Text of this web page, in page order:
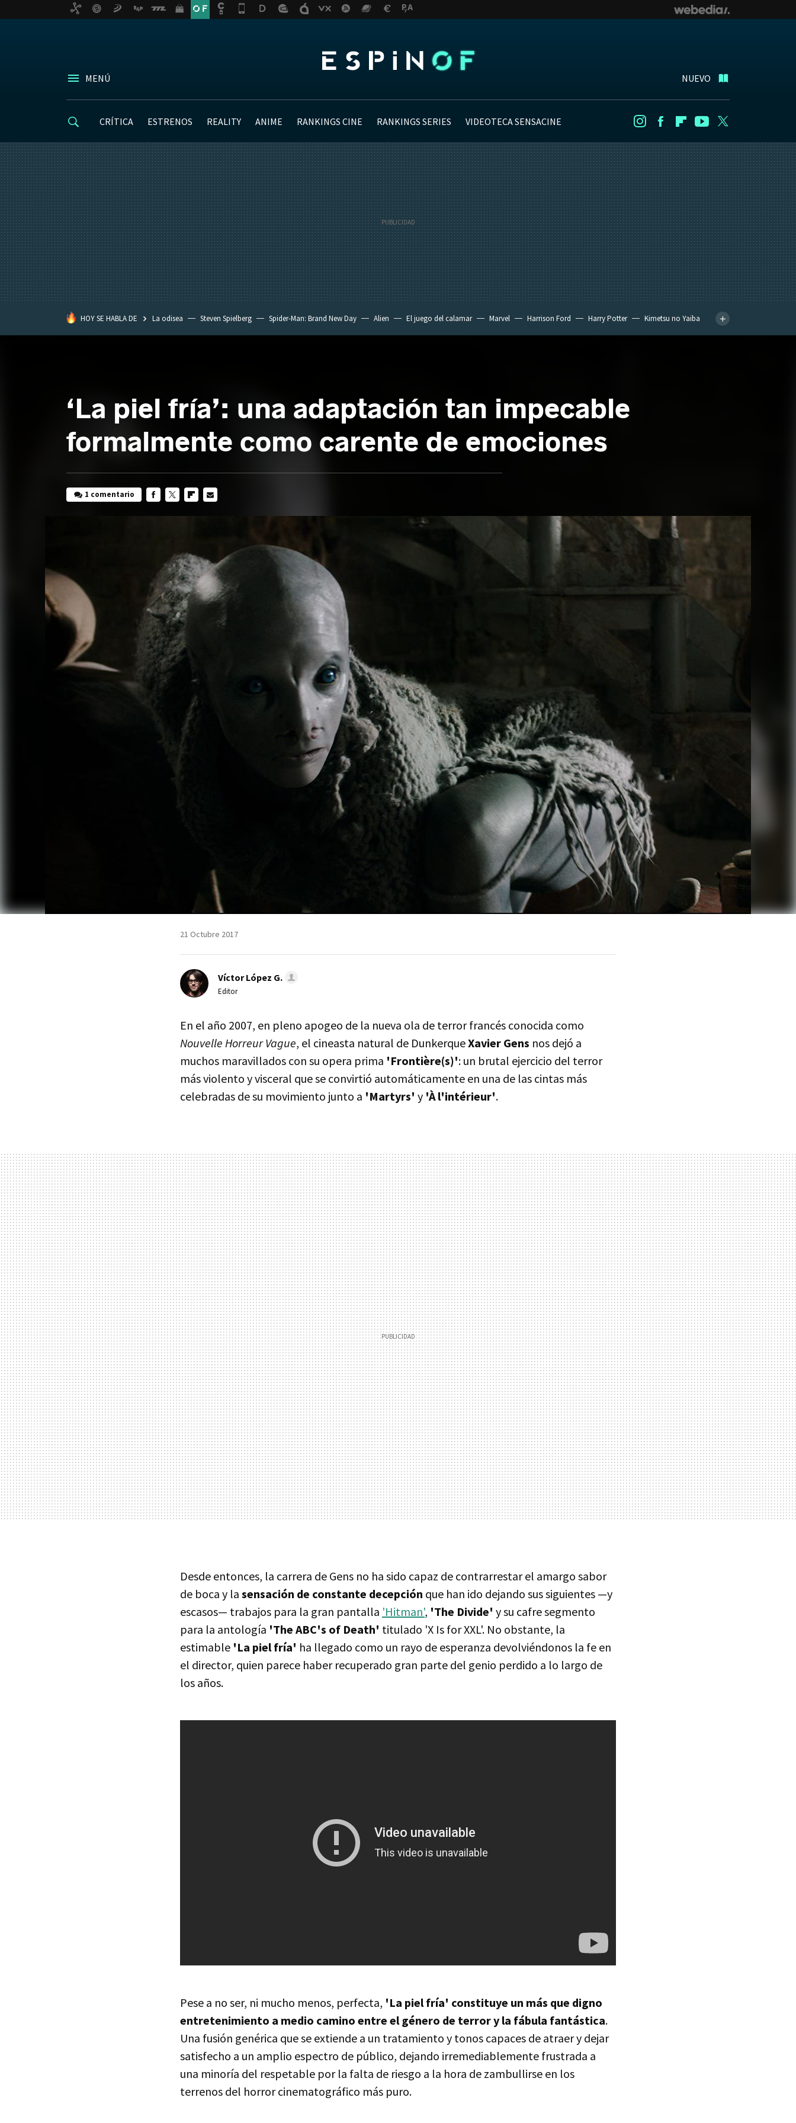
MENÚ NUEVO
CRÍTICA ESTRENOS REALITY ANIME RANKINGS CINE RANKINGS SERIES VIDEOTECA SENSACINE InstagramFacebookFlipboard
Youtube
HOY SE HABLA DE La odisea Steven Spielberg Spider-Man: Brand New Day Alien El juego del calamar Marvel Harrison Ford Harry Potter
Kimetsu no Yaiba
‘La piel fría’: una adaptación tan impecable
formalmente como carente de emociones
1 comentario
21 Octubre 2017
Víctor López G.
Editor
En el año 2007, en pleno apogeo de la nueva ola de terror francés conocida como
Nouvelle Horreur Vague, el cineasta natural de DunkerqueXavier Gens nos dejó a
muchos maravillados con su opera prima 'Frontière(s)': un brutal ejercicio del terror
más violento y visceral que se convirtió automáticamente en una de las cintas más
celebradas de su movimiento junto a 'Martyrs' y 'À l'intérieur'.
Desde entonces, la carrera de Gens no ha sido capaz de contrarrestar el amargo sabor
de boca y la sensación de constante decepción que han ido dejando sus siguientes —y
escasos— trabajos para la gran pantalla 'Hitman', 'The Divide' y su cafre segmento
para la antología 'The ABC's of Death' titulado 'X Is for XXL'. No obstante, la
estimable 'La piel fría' ha llegado como un rayo de esperanza devolviéndonos la fe en
el director, quien parece haber recuperado gran parte del genio perdido a lo largo de
los años.
Pese a no ser, ni mucho menos, perfecta, 'La piel fría' constituye un más que digno
entretenimiento a medio camino entre el género de terror y la fábula fantástica.
Una fusión genérica que se extiende a un tratamiento y tonos capaces de atraer y dejar
satisfecho a un amplio espectro de público, dejando irremediablemente frustrada a
una minoría del respetable por la falta de riesgo a la hora de zambullirse en los
terrenos del horror cinematográfico más puro.